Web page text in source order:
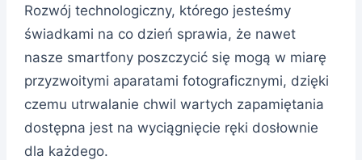
Rozwój technologiczny, którego jesteśmy
świadkami na co dzień sprawia, że nawet
nasze smartfony poszczycić się mogą w miarę
przyzwoitymi aparatami fotograficznymi, dzięki
czemu utrwalanie chwil wartych zapamiętania
dostępna jest na wyciągnięcie ręki dosłownie
dla każdego.